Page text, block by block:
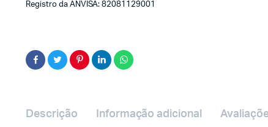
Registro da ANVISA: 82081129001
Descrição Informação adicional